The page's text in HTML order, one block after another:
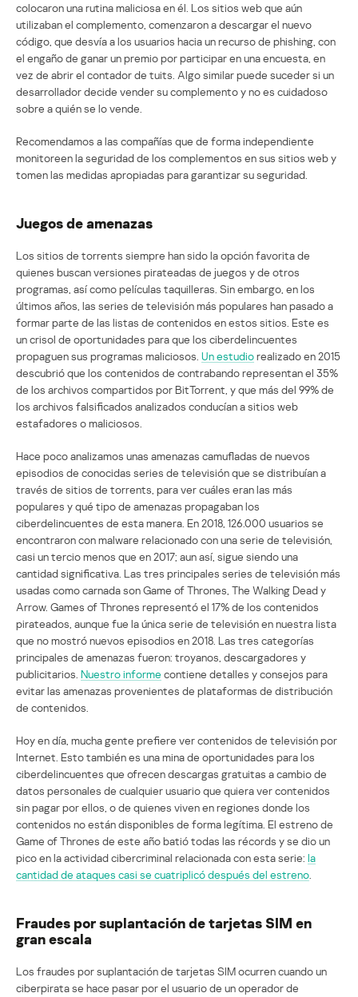
colocaron una rutina maliciosa en él. Los sitios web que aún
utilizaban el complemento, comenzaron a descargar el nuevo
código, que desvía a los usuarios hacia un recurso de phishing, con
el engaño de ganar un premio por participar en una encuesta, en
vez de abrir el contador de tuits. Algo similar puede suceder si un
desarrollador decide vender su complemento y no es cuidadoso
sobre a quién se lo vende.
Recomendamos a las compañías que de forma independiente
monitoreen la seguridad de los complementos en sus sitios web y
tomen las medidas apropiadas para garantizar su seguridad.
Juegos de amenazas
Los sitios de torrents siempre han sido la opción favorita de
quienes buscan versiones pirateadas de juegos y de otros
programas, así como películas taquilleras. Sin embargo, en los
últimos años, las series de televisión más populares han pasado a
formar parte de las listas de contenidos en estos sitios. Este es
un crisol de oportunidades para que los ciberdelincuentes
propaguen sus programas maliciosos. Un estudiorealizado en 2015
descubrió que los contenidos de contrabando representan el 35%
de los archivos compartidos por BitTorrent, y que más del 99% de
los archivos falsificados analizados conducían a sitios web
estafadores o maliciosos.
Hace poco analizamos unas amenazas camufladas de nuevos
episodios de conocidas series de televisión que se distribuían a
través de sitios de torrents, para ver cuáles eran las más
populares y qué tipo de amenazas propagaban los
ciberdelincuentes de esta manera. En 2018, 126.000 usuarios se
encontraron con malware relacionado con una serie de televisión,
casi un tercio menos que en 2017; aun así, sigue siendo una
cantidad significativa. Las tres principales series de televisión más
usadas como carnada son Game of Thrones, The Walking Dead y
Arrow. Games of Thrones representó el 17% de los contenidos
pirateados, aunque fue la única serie de televisión en nuestra lista
que no mostró nuevos episodios en 2018. Las tres categorías
principales de amenazas fueron: troyanos, descargadores y
publicitarios. Nuestro informe contiene detalles y consejos para
evitar las amenazas provenientes de plataformas de distribución
de contenidos.
Hoy en día, mucha gente prefiere ver contenidos de televisión por
Internet. Esto también es una mina de oportunidades para los
ciberdelincuentes que ofrecen descargas gratuitas a cambio de
datos personales de cualquier usuario que quiera ver contenidos
sin pagar por ellos, o de quienes viven en regiones donde los
contenidos no están disponibles de forma legítima. El estreno de
Game of Thrones de este año batió todas las récords y se dio un
pico en la actividad cibercriminal relacionada con esta serie: la
cantidad de ataques casi se cuatriplicó después del estreno
Fraudes por suplantación de tarjetas SIM en
gran escala
Los fraudes por suplantación de tarjetas SIM ocurren cuando un
ciberpirata se hace pasar por el usuario de un operador de